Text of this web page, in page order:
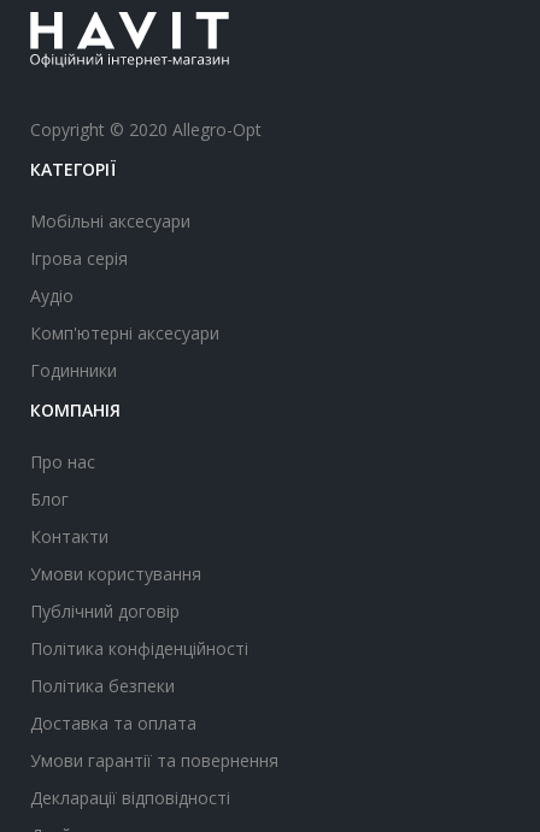
Copyright © 2020 Allegro-Opt
КАТЕГОРІЇ
Мобільні аксесуари
Ігрова серія
Аудіо
Комп'ютерні аксесуари
Годинники
КОМПАНІЯ
Про нас
Блог
Контакти
Умови користування
Публічний договір
Політика конфіденційності
Політика безпеки
Доставка та оплата
Умови гарантії та повернення
Декларації відповідності